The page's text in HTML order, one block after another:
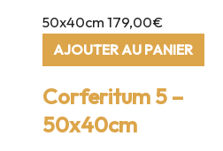
50x40cm 179,00€
AJOUTER AU PANIER
Corferitum 5 –
50x40cm